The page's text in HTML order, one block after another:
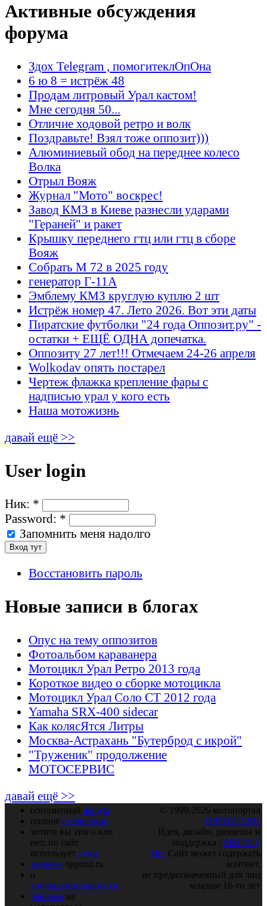
Активные обсуждения
форума
Здох Telegram , помогитеклОпОна
6 ю 8 = истрёж 48
Продам литровый Урал кастом!
Мне сегодня 50...
Отличие ходовой ретро и волк
Поздравьте! Взял тоже оппозит)))
Алюминиевый обод на переднее колесо
Волка
Отрыл Вояж
Журнал "Мото" воскрес!
Завод КМЗ в Киеве разнесли ударами
"Гераней" и ракет
Крышку переднего гтц или гтц в сборе
Вояж
Собрать М 72 в 2025 году
генератор Г-11А
Эмблему КМЗ круглую куплю 2 шт
Истрёж номер 47. Лето 2026. Вот эти даты
Пиратские футболки "24 года Оппозит.ру" -
остатки + ЕЩЁ ОДНА допечатка.
Оппозиту 27 лет!!! Отмечаем 24-26 апреля
Wolkodav опять постарел
Чертеж флажка крепление фары с
надписью урал у кого есть
Наша мотожизнь
давай ещё >>
User login
Ник: *
Password: *
Запомнить меня надолго
Восстановить пароль
Новые записи в блогах
Опус на тему оппозитов
Фотоальбом караванера
Мотоцикл Урал Ретро 2013 года
Короткое видео о сборке мотоцикла
Мотоцикл Урал Соло СТ 2012 года
Yamaha SRX-400 sidecar
Как колясЯтся Литры
Москва-Астрахань "Бутерброд с икрой"
"Труженик" продолжение
МОТОСЕРВИС
давай ещё >>
оппозитный форум
полное оглавление
хотите вы этого или
нет, но сайт
использует куки
закрома oppozit.ru
о
конфиденциальности
реклама на
© 1999-2026 мотопортал
OPPOZIT.RU
Идея, дизайн, развитие и
поддержка : SHTRLZ
16+ Сайт может содержать
контент,
не предназначенный для лиц
младше 16-ти лет